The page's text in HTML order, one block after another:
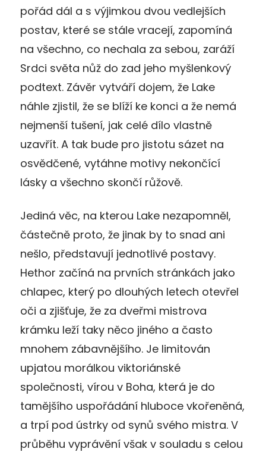
pořád dál a s výjimkou dvou vedlejších
postav, které se stále vracejí, zapomíná
na všechno, co nechala za sebou, zaráží
Srdci světa nůž do zad jeho myšlenkový
podtext. Závěr vytváří dojem, že Lake
náhle zjistil, že se blíží ke konci a že nemá
nejmenší tušení, jak celé dílo vlastně
uzavřít. A tak bude pro jistotu sázet na
osvědčené, vytáhne motivy nekončící
lásky a všechno skončí růžově.
Jediná věc, na kterou Lake nezapomněl,
částečně proto, že jinak by to snad ani
nešlo, představují jednotlivé postavy.
Hethor začíná na prvních stránkách jako
chlapec, který po dlouhých letech otevřel
oči a zjišťuje, že za dveřmi mistrova
krámku leží taky něco jiného a často
mnohem zábavnějšího. Je limitován
upjatou morálkou viktoriánské
společnosti, vírou v Boha, která je do
tamějšího uspořádání hluboce vkořeněná,
a trpí pod ústrky od synů svého mistra. V
průběhu vyprávění však v souladu s celou